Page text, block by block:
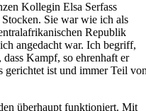
Kollegin Elsa Serfass
Sie war wie ich als
Republik
angedacht war. Ich begriff,
Kampf, so ehrenhaft er
gerichtet ist und immer Teil
überhaupt funktioniert. Mit